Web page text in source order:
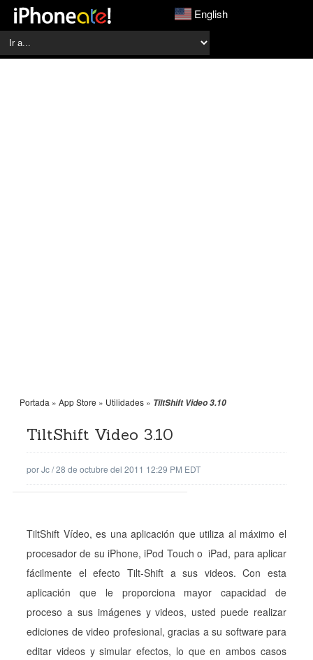
English
Portada » App Store » Utilidades » TiltShift Video 3.10
TiltShift Video 3.10
porJc/28 de octubre del 2011 12:29 PM EDT
TiltShift Vídeo, es una aplicación que utiliza al máximo el
procesador de su iPhone, iPod Touch o iPad, para aplicar
fácilmente el efecto Tilt-Shift a sus videos. Con esta
aplicación que le proporciona mayor capacidad de
proceso a sus imágenes y videos, usted puede realizar
ediciones de video profesional, gracias a su software para
editar videos y simular efectos, lo que en ambos casos